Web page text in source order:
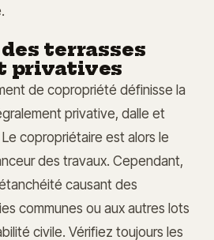
terrasses
privatives
de copropriété définisse la
privative, dalle et
copropriétaire est alors le
des travaux. Cependant,
causant des
communes ou aux autres lots
civile. Vérifiez toujours les